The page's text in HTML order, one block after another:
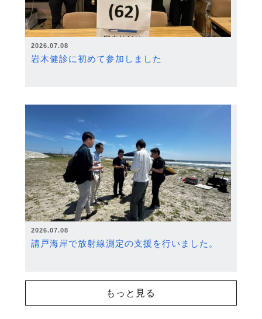
2026.07.08
岩木健診に初めて参加しました
2026.07.08
請戸海岸で放射線測定の支援を行いました。
もっと見る